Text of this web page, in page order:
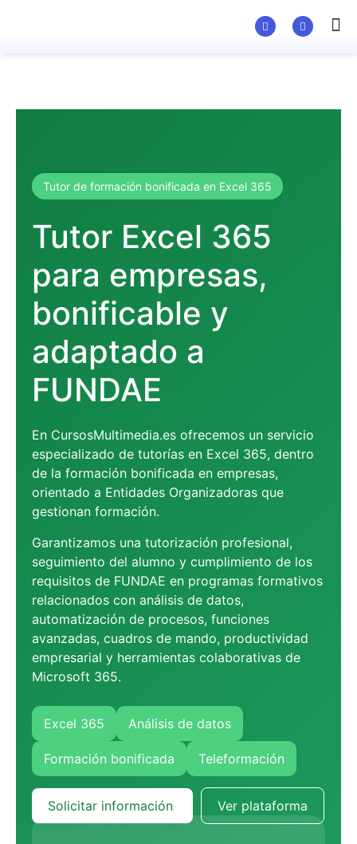
Tutor de formación bonificada en Excel 365
Tutor Excel 365
para empresas,
bonificable y
adaptado a
FUNDAE
En CursosMultimedia.es ofrecemos un servicio
especializado de tutorías en Excel 365, dentro
de la formación bonificada en empresas,
orientado a Entidades Organizadoras que
gestionan formación.
Garantizamos una tutorización profesional,
seguimiento del alumno y cumplimiento de los
requisitos de FUNDAE en programas formativos
relacionados con análisis de datos,
automatización de procesos, funciones
avanzadas, cuadros de mando, productividad
empresarial y herramientas colaborativas de
Microsoft 365.
Excel 365 Análisis de datos
Formación bonificada Teleformación
Solicitar información Ver plataforma